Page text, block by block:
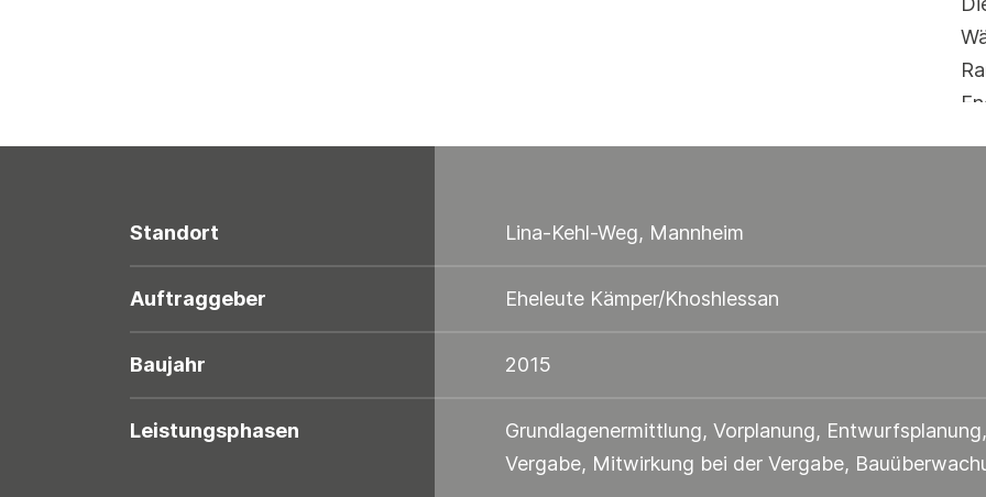
Standort Lina-Kehl-Weg, Mannheim
Auftraggeber Eheleute Kämper/Khoshlessan
Baujahr 2015
Leistungsphasen
Grundlagenermittlung, Vorplanung,
Vergabe, Mitwirkung bei der Vergabe,